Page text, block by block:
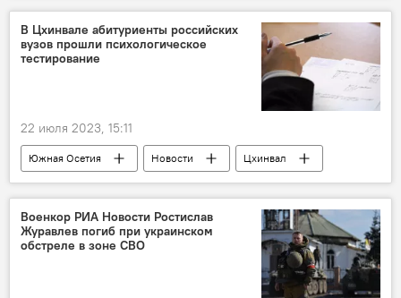
Владикавказ
В Цхинвале абитуриенты российских
вузов прошли психологическое
тестирование
22 июля 2023, 15:11
Южная Осетия Новости
Цхинвал
Минобороны Южной Осетии
Россия
Военкор РИА Новости Ростислав
Журавлев погиб при украинском
обстреле в зоне СВО